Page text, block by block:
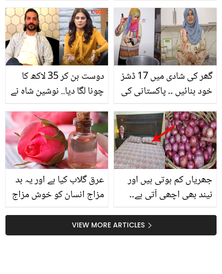
جان کر آپ اس کا استعمال
کئے بنا رہ نہ پائیں گے
صحت مند ہونے کے لیے
استعمال کرتی ہیں؟ تو
ٹہریں پہلے سچ جان لیں
دوست بن کر 35 لاکھ کا
چونا لگا دیا.. نوشین شاہ نے
بوچھاڑ کردی
گھر کی شادی میں 17 ڈشز
خود بنائیں ۔۔ پاکستانی کی
کیسے مشہور ہو گئی؟
جانیے
عرق گلاب کیا ہے اور یہ بد
مزاج انسان کو خوش مزاج
ہے؟
جھریاں کم ہوتی ہیں اور
نیند بھی اچھی آتی ہے۔۔
رکھنے کے چند حیرت انگیز
فائدے
VIEW MORE ARTICLES